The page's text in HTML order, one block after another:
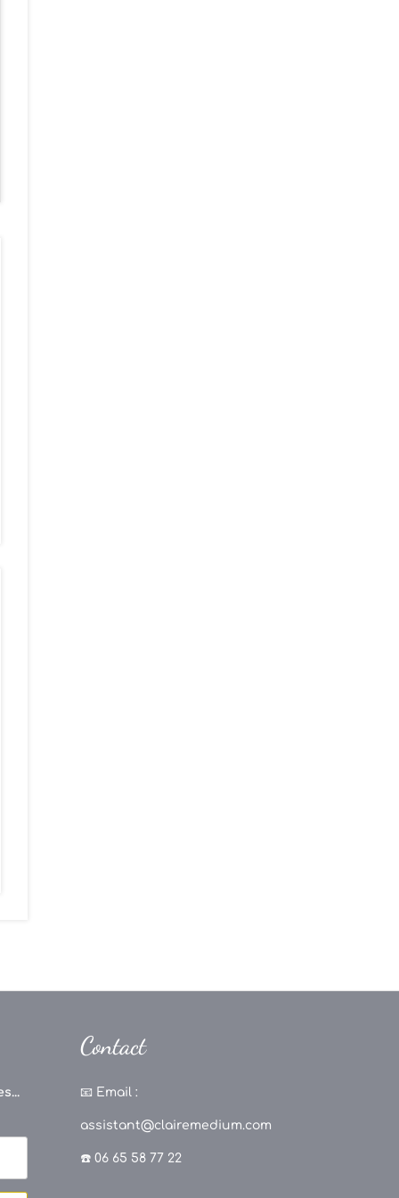
Contact
📧 Email :
assistant@clairemedium.com
☎️ 06 65 58 77 22